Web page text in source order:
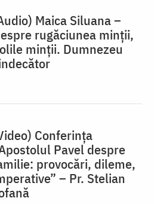
Maica Siluana –
rugăciunea minții,
minții. Dumnezeu
Conferința
Pavel despre
provocări, dileme,
– Pr. Stelian